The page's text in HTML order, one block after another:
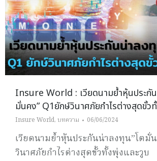
Insure World : เวียดนามย้ำหุ้นประกั
มั่นคง” Q1ยักษ์วินาศภัยกำไรต่างสุดขั้ว
Insure World, บทความ 06/06/2024
เวียดนามย้ำหุ้นประกันน่าลงทุน”โตมั่
วินาศภัยกำไรต่างสุดขั้วทั้งพุ่งและวูบ